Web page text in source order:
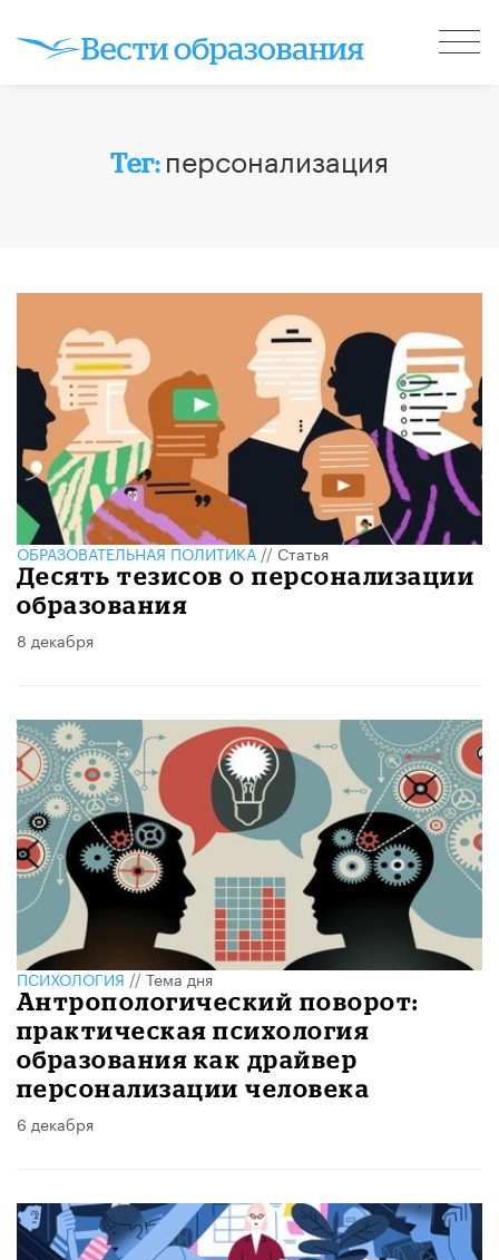
Тег: персонализация
ОБРАЗОВАТЕЛЬНАЯ ПОЛИТИКА//Статья
Десять тезисов о персонализации
образования
8 декабря
ПСИХОЛОГИЯ//Тема дня
Антропологический поворот:
практическая психология
образования как драйвер
персонализации человека
6 декабря